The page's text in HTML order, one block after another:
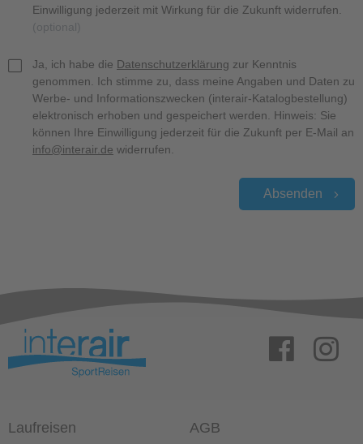
Einwilligung jederzeit mit Wirkung für die Zukunft widerrufen.
(optional)
Ja, ich habe die Datenschutzerklärung zur Kenntnis
genommen. Ich stimme zu, dass meine Angaben und Daten zu
Werbe- und Informationszwecken (interair-Katalogbestellung)
elektronisch erhoben und gespeichert werden. Hinweis: Sie
können Ihre Einwilligung jederzeit für die Zukunft per E-Mail an
info@interair.de widerrufen.
Absenden
Laufreisen AGB